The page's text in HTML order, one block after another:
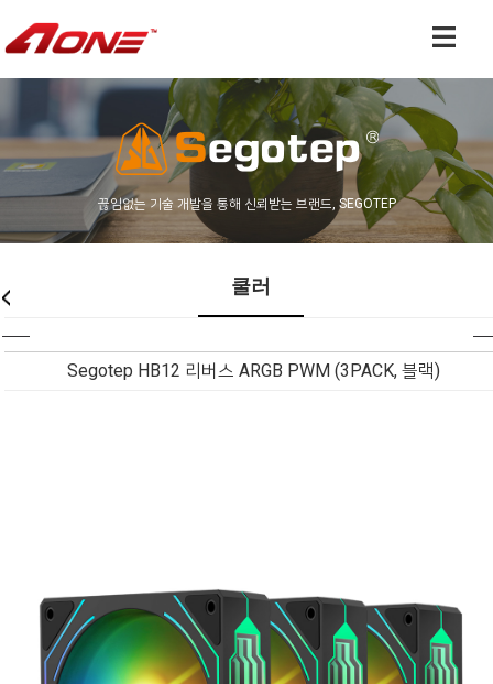
끊임없는 기술 개발을 통해 신뢰받는 브랜드, SEGOTEP
쿨러
Segotep HB12 리버스 ARGB PWM (3PACK, 블랙)